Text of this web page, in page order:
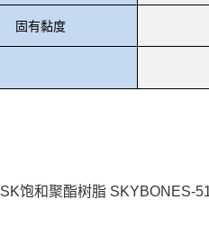
固有黏度
SK饱和聚酯树脂 SKYBONES-